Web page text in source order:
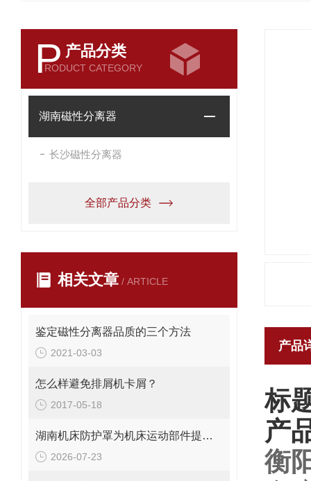
P 产品分类
RODUCT CATEGORY
湖南磁性分离器
长沙磁性分离器
全部产品分类
相关文章 / ARTICLE
鉴定磁性分离器品质的三个方法
2021-03-03
怎么样避免排屑机卡屑？
2017-05-18
湖南机床防护罩为机床运动部件提供安全保护
2026-07-23
产品
标
产
衡